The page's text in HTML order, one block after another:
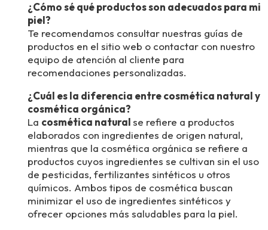
¿Cómo sé qué productos son adecuados para mi
piel?
Te recomendamos consultar nuestras guías de
productos en el sitio web o contactar con nuestro
equipo de atención al cliente para
recomendaciones personalizadas.
¿Cuál es la diferencia entre cosmética natural y
cosmética orgánica?
La cosmética naturalse refiere a productos
elaborados con ingredientes de origen natural,
mientras que la cosmética orgánica se refiere a
productos cuyos ingredientes se cultivan sin el uso
de pesticidas, fertilizantes sintéticos u otros
químicos. Ambos tipos de cosmética buscan
minimizar el uso de ingredientes sintéticos y
ofrecer opciones más saludables para la piel.